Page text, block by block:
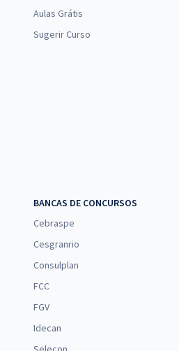
Aulas Grátis
Sugerir Curso
BANCAS DE CONCURSOS
Cebraspe
Cesgranrio
Consulplan
FCC
FGV
Idecan